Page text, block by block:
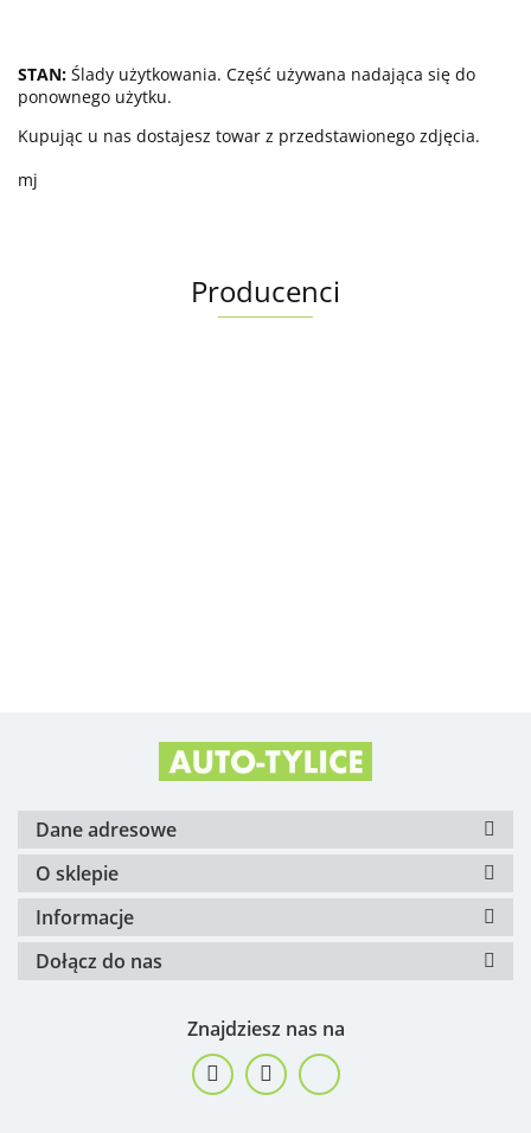
STAN: Ślady użytkowania. Część używana nadająca się do
ponownego użytku.
Kupując u nas dostajesz towar z przedstawionego zdjęcia.
mj
Producenci
Dane adresowe
O sklepie
Informacje
Dołącz do nas
Znajdziesz nas na